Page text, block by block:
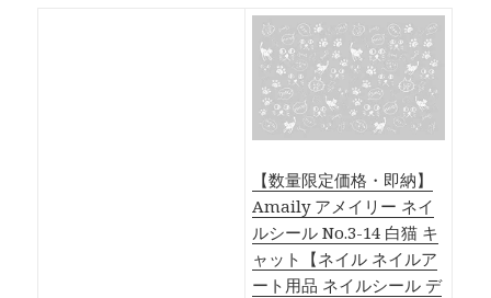
【数量限定価格・即納】
Amaily アメイリー ネイ
ルシール No.3-14 白猫 キ
ャット【ネイル ネイルア
ート用品 ネイルシール デ